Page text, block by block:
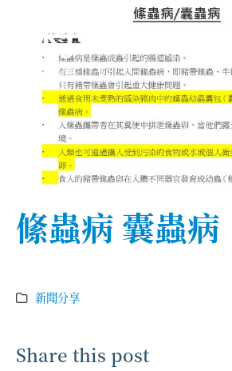
絛蟲病 囊蟲病
新聞分享
Share this post